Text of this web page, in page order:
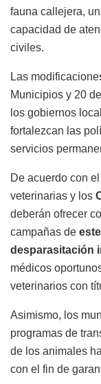
fauna callejera,
capacidad de
civiles.
Las
Municipios y 20
los gobiernos
fortalezcan las
servicios
De acuerdo con
veterinarias y los
deberán ofrecer
campañas de
desparasitación
médicos
veterinarios con
Asimismo, los
programas de
de los animales
con el fin de